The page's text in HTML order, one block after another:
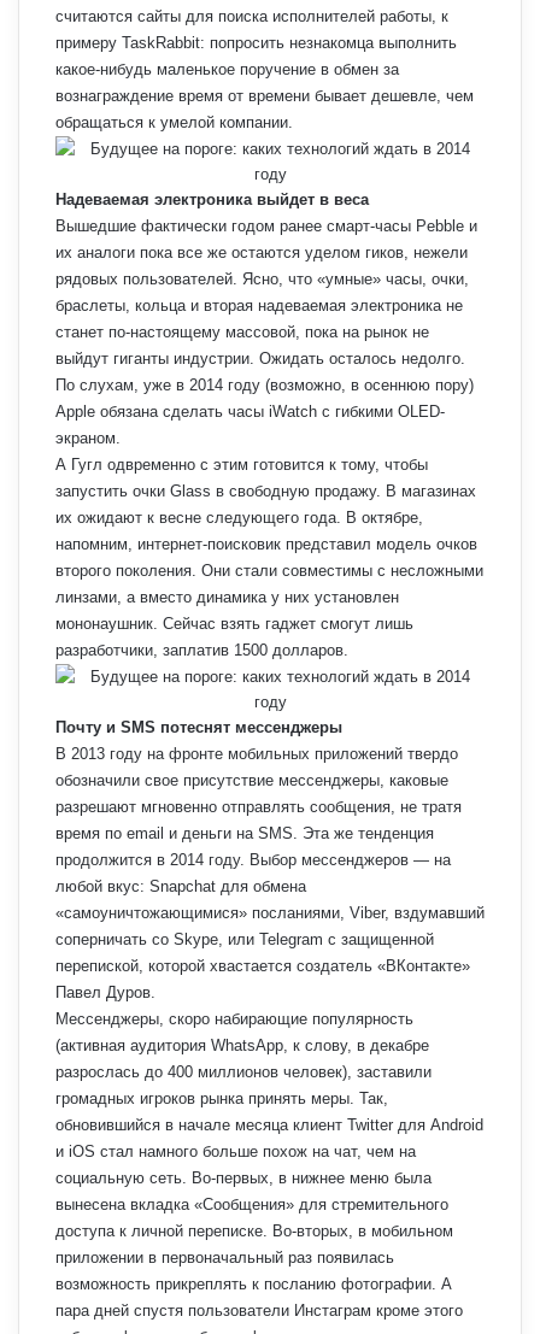
считаются сайты для поиска исполнителей работы, к
примеру TaskRabbit: попросить незнакомца выполнить
какое-нибудь маленькое поручение в обмен за
вознаграждение время от времени бывает дешевле, чем
обращаться к умелой компании.
Надеваемая электроника выйдет в веса
Вышедшие фактически годом ранее смарт-часы Pebble и
их аналоги пока все же остаются уделом гиков, нежели
рядовых пользователей. Ясно, что «умные» часы, очки,
браслеты, кольца и вторая надеваемая электроника не
станет по-настоящему массовой, пока на рынок не
выйдут гиганты индустрии. Ожидать осталось недолго.
По слухам, уже в 2014 году (возможно, в осеннюю пору)
Apple обязана сделать часы iWatch с гибкими OLED-
экраном.
А Гугл одвременно с этим готовится к тому, чтобы
запустить очки Glass в свободную продажу. В магазинах
их ожидают к весне следующего года. В октябре,
напомним, интернет-поисковик представил модель очков
второго поколения. Они стали совместимы с несложными
линзами, а вместо динамика у них установлен
мононаушник. Сейчас взять гаджет смогут лишь
разработчики, заплатив 1500 долларов.
Почту и SMS потеснят мессенджеры
В 2013 году на фронте мобильных приложений твердо
обозначили свое присутствие мессенджеры, каковые
разрешают мгновенно отправлять сообщения, не тратя
время по email и деньги на SMS. Эта же тенденция
продолжится в 2014 году. Выбор мессенджеров — на
любой вкус: Snapchat для обмена
«самоуничтожающимися» посланиями, Viber, вздумавший
соперничать со Skype, или Telegram с защищенной
перепиской, которой хвастается создатель «ВКонтакте»
Павел Дуров.
Мессенджеры, скоро набирающие популярность
(активная аудитория WhatsApp, к слову, в декабре
разрослась до 400 миллионов человек), заставили
громадных игроков рынка принять меры. Так,
обновившийся в начале месяца клиент Twitter для Android
и iOS стал намного больше похож на чат, чем на
социальную сеть. Во-первых, в нижнее меню была
вынесена вкладка «Сообщения» для стремительного
доступа к личной переписке. Во-вторых, в мобильном
приложении в первоначальный раз появилась
возможность прикреплять к посланию фотографии. А
пара дней спустя пользователи Инстаграм кроме этого